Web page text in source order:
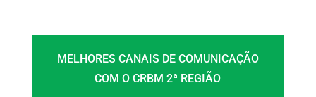
MELHORES CANAIS DE COMUNICAÇÃO
COM O CRBM 2ª REGIÃO